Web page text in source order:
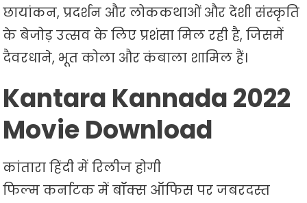
छायांकन, प्रदर्शन और लोककथाओं और देशी संस्कृति
के बेजोड़ उत्सव के लिए प्रशंसा मिल रही है, जिसमें
दैवरधाने, भूत कोला और कंबाला शामिल हैं।
Kantara Kannada 2022
Movie Download
कांतारा हिंदी में रिलीज होगी
फिल्म कर्नाटक में बॉक्स ऑफिस पर जबरदस्त